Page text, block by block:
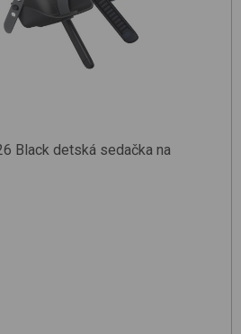
Black detská sedačka na